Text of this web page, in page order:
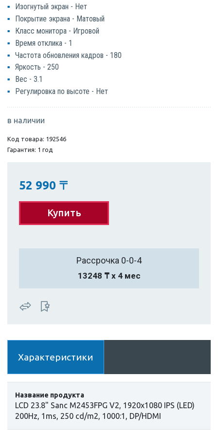
Изогнутый экран - Нет
Покрытие экрана - Матовый
Класс монитора - Игровой
Время отклика - 1
Частота обновления кадров - 180
Яркость - 250
Вес - 3.1
Регулировка по высоте - Нет
в наличии
Код товара: 192546
Гарантия: 1 год
52 990 〒
Купить
Рассрочка 0-0-4
13248 ₸ х 4 мес
Характеристики
Название продукта
LCD 23.8" Sanc M2453FPG V2, 1920x1080 IPS (LED)
200Hz, 1ms, 250 cd/m2, 1000:1, DP/HDMI